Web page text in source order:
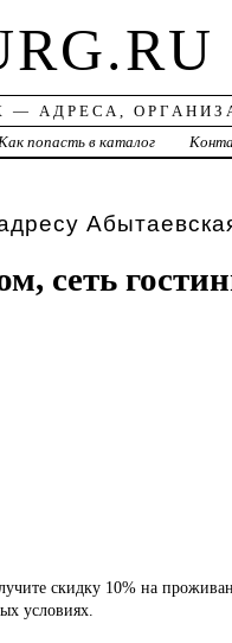
— АДРЕСА,
попасть в каталог
сеть
скидку 10% на
условиях.